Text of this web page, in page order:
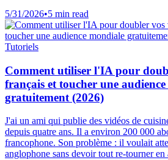
5/31/2026•5 min read
Tutoriels
Comment utiliser l'IA pour
français et toucher une
gratuitement (2026)
J'ai un ami qui publie des vidéos de
depuis quatre ans. Il a environ 200 000
francophone. Son problème : il voulait
anglophone sans devoir tout re-tourner en